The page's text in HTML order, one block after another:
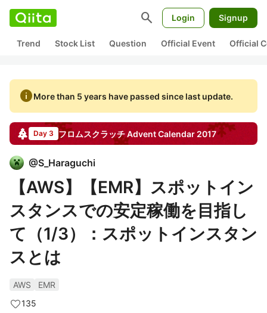
search Login Signup
Trend Stock List Question Official Event Official
infoMore than 5 years have passed since last update.
Day 3 フロムスクラッチAdvent Calendar 2017
@S_Haraguchi
【AWS】【EMR】スポットイン
スタンスでの安定稼働を目指し
て（1/3）：スポットインスタン
スとは
AWS
EMR
135